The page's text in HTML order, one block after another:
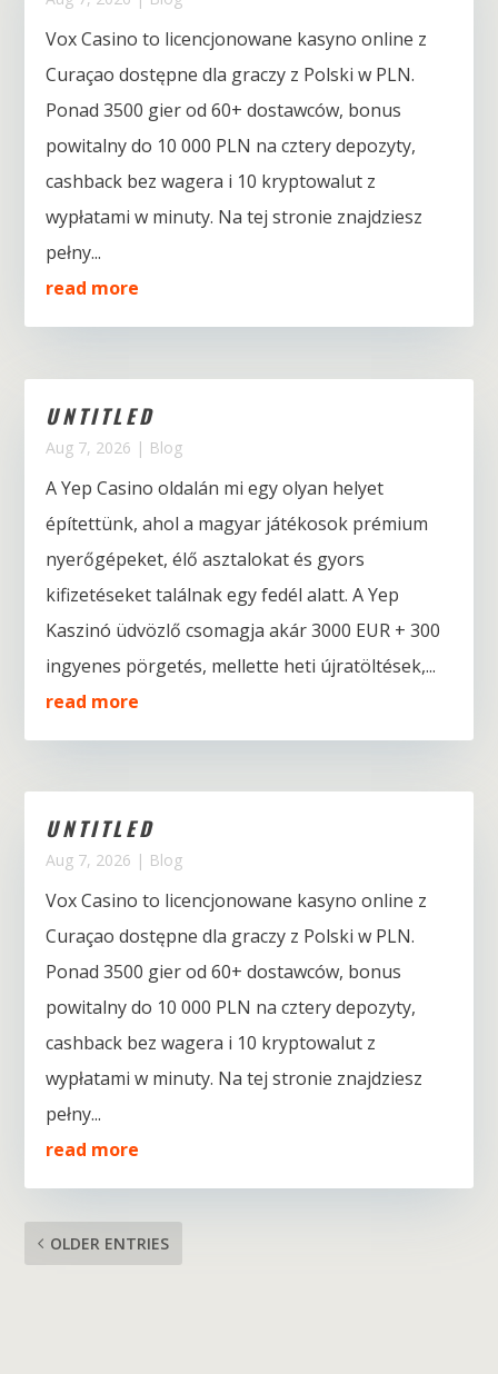
Vox Casino to licencjonowane kasyno online z
Curaçao dostępne dla graczy z Polski w PLN.
Ponad 3500 gier od 60+ dostawców, bonus
powitalny do 10 000 PLN na cztery depozyty,
cashback bez wagera i 10 kryptowalut z
wypłatami w minuty. Na tej stronie znajdziesz
pełny...
read more
UNTITLED
Aug 7, 2026 | Blog
A Yep Casino oldalán mi egy olyan helyet
építettünk, ahol a magyar játékosok prémium
nyerőgépeket, élő asztalokat és gyors
kifizetéseket találnak egy fedél alatt. A Yep
Kaszinó üdvözlő csomagja akár 3000 EUR + 300
ingyenes pörgetés, mellette heti újratöltések,...
read more
UNTITLED
Aug 7, 2026 | Blog
Vox Casino to licencjonowane kasyno online z
Curaçao dostępne dla graczy z Polski w PLN.
Ponad 3500 gier od 60+ dostawców, bonus
powitalny do 10 000 PLN na cztery depozyty,
cashback bez wagera i 10 kryptowalut z
wypłatami w minuty. Na tej stronie znajdziesz
pełny...
read more
OLDER ENTRIES